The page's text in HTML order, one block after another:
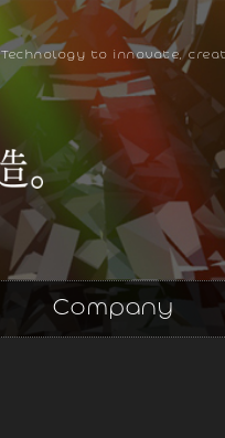
Technology to innovate,
Company